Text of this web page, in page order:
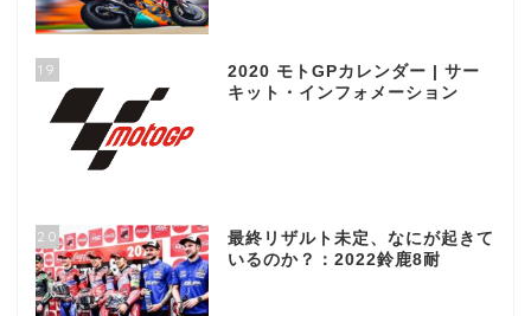
19
2020 モトGPカレンダー | サー
キット・インフォメーション
20
最終リザルト未定、なにが起きて
いるのか？：2022鈴鹿8耐